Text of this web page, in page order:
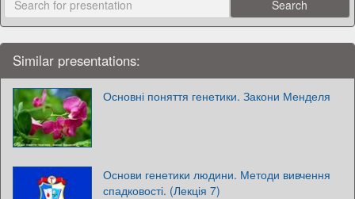
Similar presentations:
Основні поняття генетики. Закони Менделя
Основи генетики людини. Методи вивчення
спадковості. (Лекція 7)